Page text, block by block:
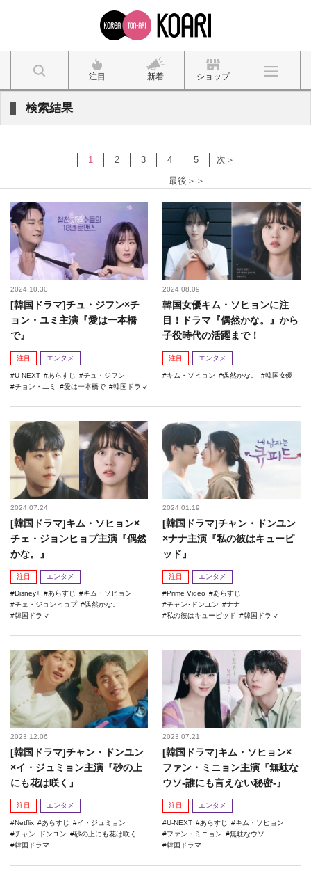
注目 新着 ショップ
検索結果
1 2 3 4 5
次＞
最後＞＞
2024.10.30
[韓国ドラマ]チュ・ジフン×チ
ョン・ユミ主演『愛は一本橋
で』
注目 エンタメ
U-NEXT あらすじ
チュ・ジフン
チョン・ユミ
愛は一本橋で 韓国ドラマ
2024.08.09
韓国女優キム・ソヒョンに注
目！ドラマ『偶然かな。』から
子役時代の活躍まで！
注目 エンタメ
キム・ソヒョン 偶然かな。 韓国女優
2024.07.24
[韓国ドラマ]キム・ソヒョン×
チェ・ジョンヒョプ主演『偶然
かな。』
注目 エンタメ
Disney+ あらすじ
キム・ソヒョン
チェ・ジョンヒョプ
偶然かな。
韓国ドラマ
2024.01.19
[韓国ドラマ]チャン・ドンユン
×ナナ主演『私の彼はキューピ
ッド』
注目 エンタメ
Prime Video
あらすじ
チャン･ドンユン
ナナ
私の彼はキューピッド
韓国ドラマ
2023.12.06
[韓国ドラマ]チャン・ドンユン
×イ・ジュミョン主演『砂の上
にも花は咲く』
注目 エンタメ
Netflix あらすじ
イ・ジュミョン
チャン･ドンユン
砂の上にも花は咲く
韓国ドラマ
2023.07.21
[韓国ドラマ]キム・ソヒョン×
ファン・ミニョン主演『無駄な
ウソ-誰にも言えない秘密-』
注目 エンタメ
U-NEXT あらすじ
キム・ソヒョン
ファン・ミニョン
無駄なウソ
韓国ドラマ